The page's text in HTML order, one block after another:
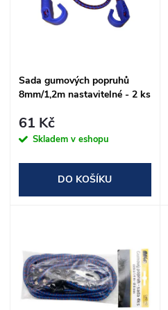
p
o
d
s
p
k
Sada gumových popruhů
8mm/1,2m nastavitelné - 2 ks
61 Kč
Skladem v eshopu
DO KOŠÍKU